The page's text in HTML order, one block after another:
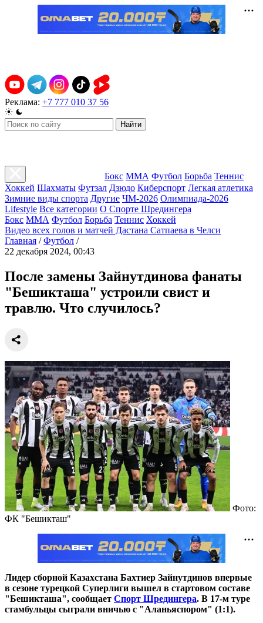
Реклама: +7 777 010 37 56
Найти
Бокс ММА Футбол Борьба Теннис
Хоккей Шахматы Футзал Дзюдо Киберспорт Легкая атлетика
Зимние виды спорта Другие ЧМ-2026 Олимпиада-2026
Lifestyle Все категории О Спорте Шредингера
Бокс ММА Футбол Борьба Теннис Хоккей
Видео всех голов и матчей Дастана Сатпаева в Челси
Главная / Футбол /
22 декабря 2024, 00:43
После замены Зайнутдинова фанаты
"Бешикташа" устроили свист и
травлю. Что случилось?
Фото:
ФК "Бешикташ"
Лидер сборной Казахстана Бахтиер Зайнутдинов впервые
в сезоне турецкой Суперлиги вышел в стартовом составе
"Бешикташа", сообщает Спорт Шредингера. В 17-м туре
стамбульцы сыграли вничью с "Аланьяспором" (1:1).